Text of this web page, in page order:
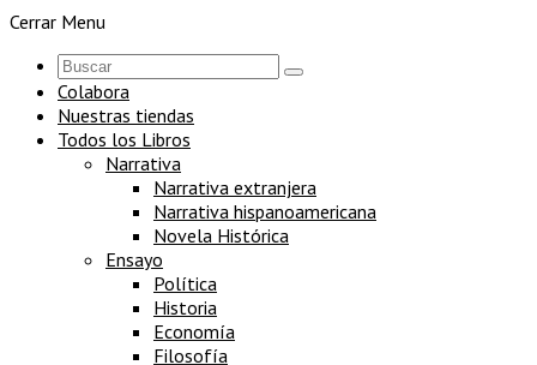
Cerrar Menu
Colabora
Nuestras tiendas
Todos los Libros
Narrativa
Narrativa extranjera
Narrativa hispanoamericana
Novela Histórica
Ensayo
Política
Historia
Economía
Filosofía